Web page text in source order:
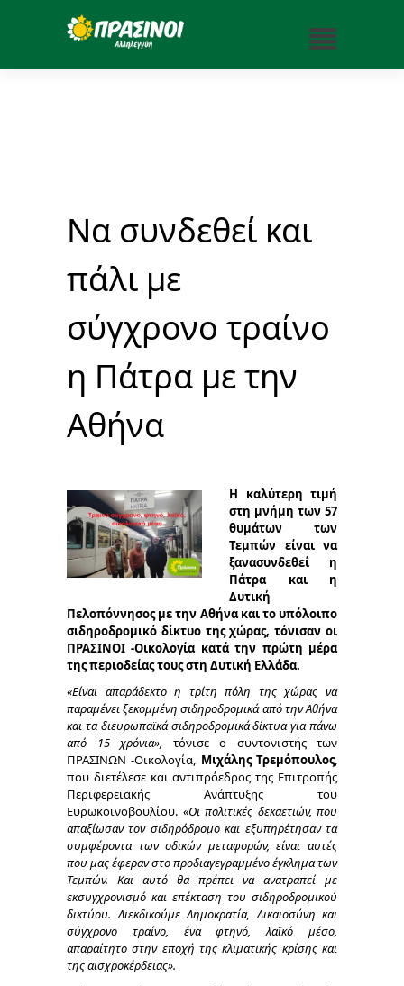
Να συνδεθεί και
πάλι με
σύγχρονο τραίνο
η Πάτρα με την
Αθήνα
Η καλύτερη τιμή
στη μνήμη των 57
θυμάτων των
Τεμπών είναι να
ξανασυνδεθεί η
Πάτρα και η
Δυτική
Πελοπόννησος με την Αθήνα και το υπόλοιπο
σιδηροδρομικό δίκτυο της χώρας, τόνισαν οι
ΠΡΑΣΙΝΟΙ -Οικολογία κατά την πρώτη μέρα
της περιοδείας τους στη Δυτική Ελλάδα.
«Είναι απαράδεκτο η τρίτη πόλη της χώρας να
παραμένει ξεκομμένη σιδηροδρομικά από την Αθήνα
και τα διευρωπαϊκά σιδηροδρομικά δίκτυα για πάνω
από 15 χρόνια», τόνισε ο συντονιστής των
ΠΡΑΣΙΝΩΝ -Οικολογία, Μιχάλης Τρεμόπουλος,
που διετέλεσε και αντιπρόεδρος της Επιτροπής
Περιφερειακής Ανάπτυξης του
Ευρωκοινοβουλίου. «Οι πολιτικές δεκαετιών, που
απαξίωσαν τον σιδηρόδρομο και εξυπηρέτησαν τα
συμφέροντα των οδικών μεταφορών, είναι αυτές
που μας έφεραν στο προδιαγεγραμμένο έγκλημα των
Τεμπών. Και αυτό θα πρέπει να ανατραπεί με
εκσυγχρονισμό και επέκταση του σιδηροδρομικού
δικτύου. Διεκδικούμε Δημοκρατία, Δικαιοσύνη και
σύγχρονο τραίνο, ένα φτηνό, λαϊκό μέσο,
απαραίτητο στην εποχή της κλιματικής κρίσης και
της αισχροκέρδειας».